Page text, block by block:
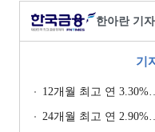
한아란 기자
기
12개월 최고 연 3.30%…수협은행
24개월 최고 연 2.90%…기업은행